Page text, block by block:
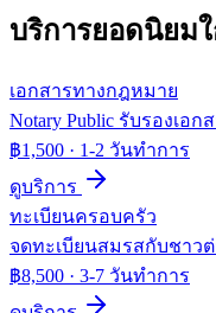
บริการยอดนิยม
เอกสารทางกฎหมาย
Notary Public รับรองเอก
฿1,500 · 1-2 วันทำการ
ดูบริการ
ทะเบียนครอบครัว
จดทะเบียนสมรสกับชาว
฿8,500 · 3-7 วันทำการ